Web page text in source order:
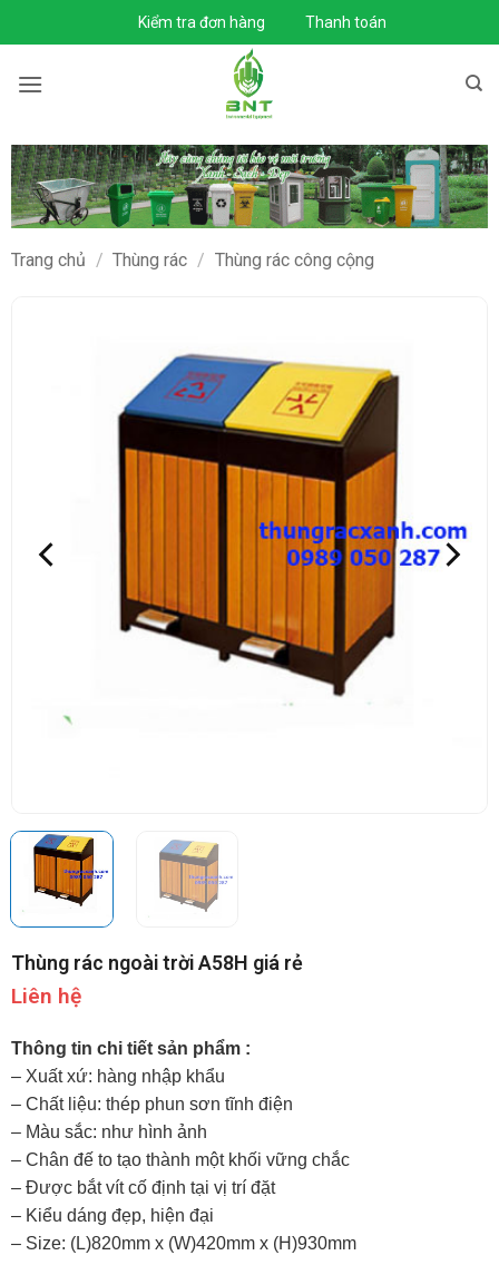
qua
dung
Kiểm tra đơn hàng Thanh toán
Trang chủ / Thùng rác / Thùng rác công cộng
Thùng rác ngoài trời A58H giá rẻ
Liên hệ
Thông tin chi tiết sản phẩm :
– Xuất xứ: hàng nhập khẩu
– Chất liệu: thép phun sơn tĩnh điện
– Màu sắc: như hình ảnh
– Chân đế to tạo thành một khối vững chắc
– Được bắt vít cố định tại vị trí đặt
– Kiểu dáng đẹp, hiện đại
– Size: (L)820mm x (W)420mm x (H)930mm